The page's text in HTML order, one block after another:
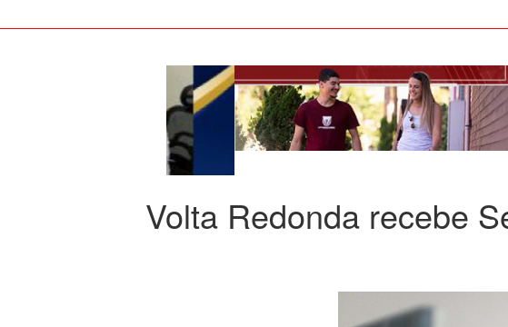
Volta Redonda recebe